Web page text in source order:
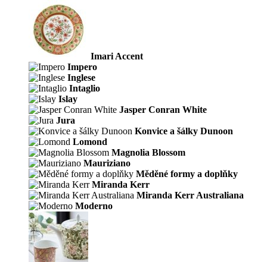
Imari Accent
Impero
Inglese
Intaglio
Islay
Jasper Conran White
Jura
Konvice a šálky Dunoon
Lomond
Magnolia Blossom
Mauriziano
Měděné formy a doplňky
Miranda Kerr
Miranda Kerr Australiana
Moderno